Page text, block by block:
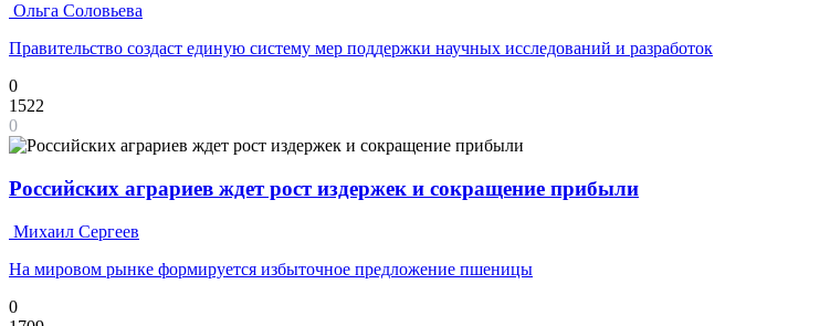
Ольга Соловьева
Правительство создаст единую систему мер поддержки научных исследований и разработок
0
1522
0
Российских аграриев ждет рост издержек и сокращение прибыли
Михаил Сергеев
На мировом рынке формируется избыточное предложение пшеницы
0